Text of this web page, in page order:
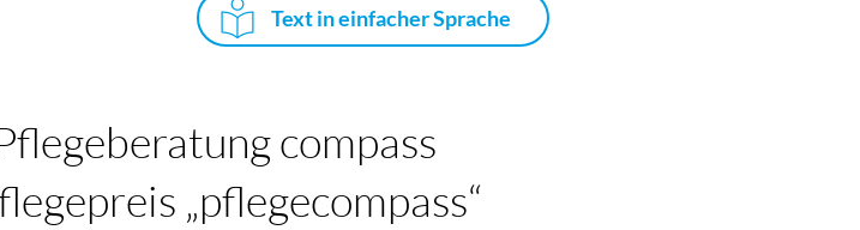
Text in einfacher Sprache
compass
„pflegecompass“